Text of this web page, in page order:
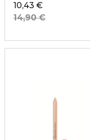
10,43 €
14,90 €